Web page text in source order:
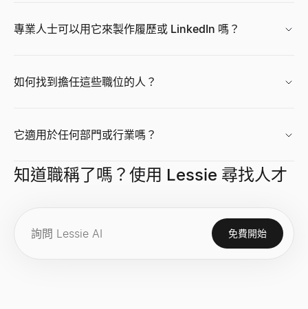
查看→
查看→
探索任何網站使用的技術——CMS、框架、分析工具和 1,200+
專業人士可以用它來製作履歷或 LinkedIn 嗎？
如何找到擔任這些職位的人？
它適用於任何部門或行業嗎？
知道職稱了嗎？使用 Lessie 尋找人才
免費開始